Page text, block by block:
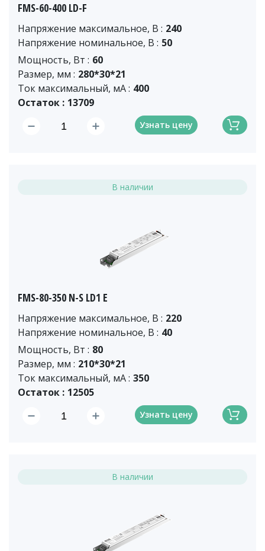
FMS-60-400 LD-F
Напряжение максимальное, В : 240
Напряжение номинальное, В : 50
Мощность, Вт : 60
Размер, мм : 280*30*21
Ток максимальный, мА : 400
Остаток : 13709
Узнать цену
В наличии
FMS-80-350 N-S LD1 E
Напряжение максимальное, В : 220
Напряжение номинальное, В : 40
Мощность, Вт : 80
Размер, мм : 210*30*21
Ток максимальный, мА : 350
Остаток : 12505
Узнать цену
В наличии